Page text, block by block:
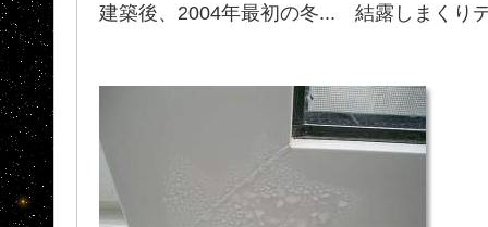
建築後、2004年最初の冬... 結露しまくり